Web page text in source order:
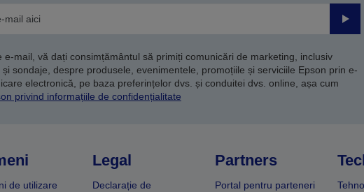
e-mail, vă dați consimțământul să primiți comunicări de marketing, inclusiv
sondaje, despre produsele, evenimentele, promoțiile și serviciile Epson prin e-
electronică, pe baza preferințelor dvs. și conduitei dvs. online, așa cum
privind informațiile de confidențialitate
de utilizare
Legal
Declarație de
Partners
Portal pentru parteneri